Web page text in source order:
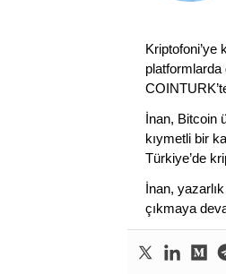
Kriptofoni’ye
platformlarda
İnan, Bitcoin
kıymetli bir
Türkiye’de
İnan,
çıkmaya